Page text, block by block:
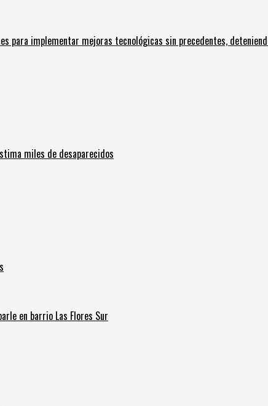
para implementar mejoras tecnológicas sin precedentes,
miles de desaparecidos
en barrio Las Flores Sur